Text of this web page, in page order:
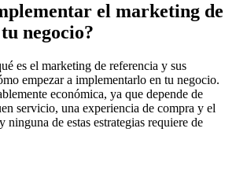
el marketing de
negocio?
es el marketing de referencia y sus
empezar a implementarlo en tu negocio.
económica, ya que depende de
servicio, una experiencia de compra y el
ninguna de estas estrategias requiere de